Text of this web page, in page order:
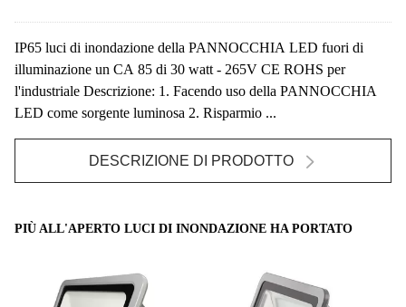
IP65 luci di inondazione della PANNOCCHIA LED fuori di
illuminazione un CA 85 di 30 watt - 265V CE ROHS per
l'industriale Descrizione: 1. Facendo uso della PANNOCCHIA
LED come sorgente luminosa 2. Risparmio ...
DESCRIZIONE DI PRODOTTO
PIÙ ALL'APERTO LUCI DI INONDAZIONE HA PORTATO